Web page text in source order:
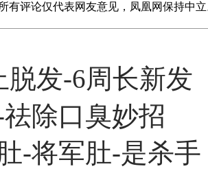
所有评论仅代表网友意见，凤凰网保持中
脱发-6周长新发
除口臭妙招
-将军肚-是杀手